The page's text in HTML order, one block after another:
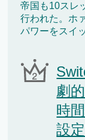
帝国も10スレ
行われた。ホ
パワーをスイ
劇
時
設